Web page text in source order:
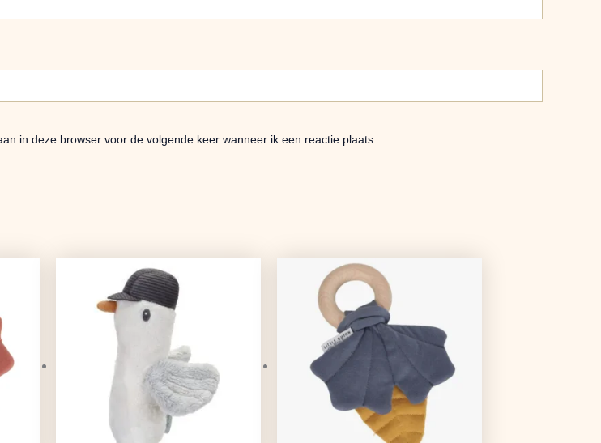
in deze browser voor de volgende keer wanneer ik een reactie plaats.
Oorspronkelijke
was:
€7,99.
Huidige
prijs
is:
€6,31.
Oorspronkelijke
prijs
was:
€7,95.
Huidige
prijs
€6,28.